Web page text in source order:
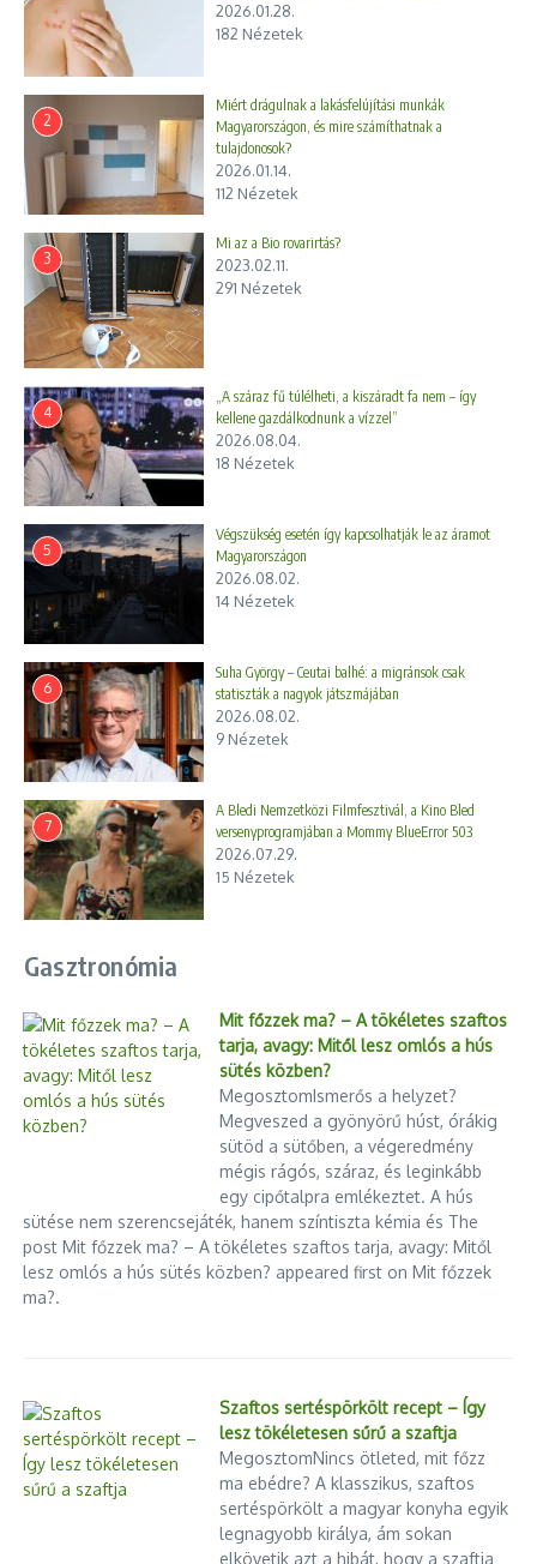
2026.01.28.
182 Nézetek
2
Miért drágulnak a lakásfelújítási munkák
Magyarországon, és mire számíthatnak a
tulajdonosok?
2026.01.14.
112 Nézetek
3
Mi az a Bio rovarirtás?
2023.02.11.
291 Nézetek
4
„A száraz fű túlélheti, a kiszáradt fa nem – így
kellene gazdálkodnunk a vízzel”
2026.08.04.
18 Nézetek
5
Végszükség esetén így kapcsolhatják le az áramot
Magyarországon
2026.08.02.
14 Nézetek
6
Suha György – Ceutai balhé: a migránsok csak
statiszták a nagyok játszmájában
2026.08.02.
9 Nézetek
7
A Bledi Nemzetközi Filmfesztivál, a Kino Bled
versenyprogramjában a Mommy BlueError 503
2026.07.29.
15 Nézetek
Gasztronómia
Mit főzzek ma? – A tökéletes szaftos
tarja, avagy: Mitől lesz omlós a hús
sütés közben?
MegosztomIsmerős a helyzet?
Megveszed a gyönyörű húst, órákig
sütöd a sütőben, a végeredmény
mégis rágós, száraz, és leginkább
egy cipőtalpra emlékeztet. A hús
sütése nem szerencsejáték, hanem színtiszta kémia és The
post Mit főzzek ma? – A tökéletes szaftos tarja, avagy: Mitől
lesz omlós a hús sütés közben? appeared first on Mit főzzek
ma?.
Szaftos sertéspörkölt recept – Így
lesz tökéletesen sűrű a szaftja
MegosztomNincs ötleted, mit főzz
ma ebédre? A klasszikus, szaftos
sertéspörkölt a magyar konyha egyik
legnagyobb királya, ám sokan
elkövetik azt a hibát, hogy a szaftja